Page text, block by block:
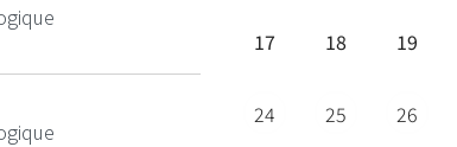
17 18 19
24 25 26